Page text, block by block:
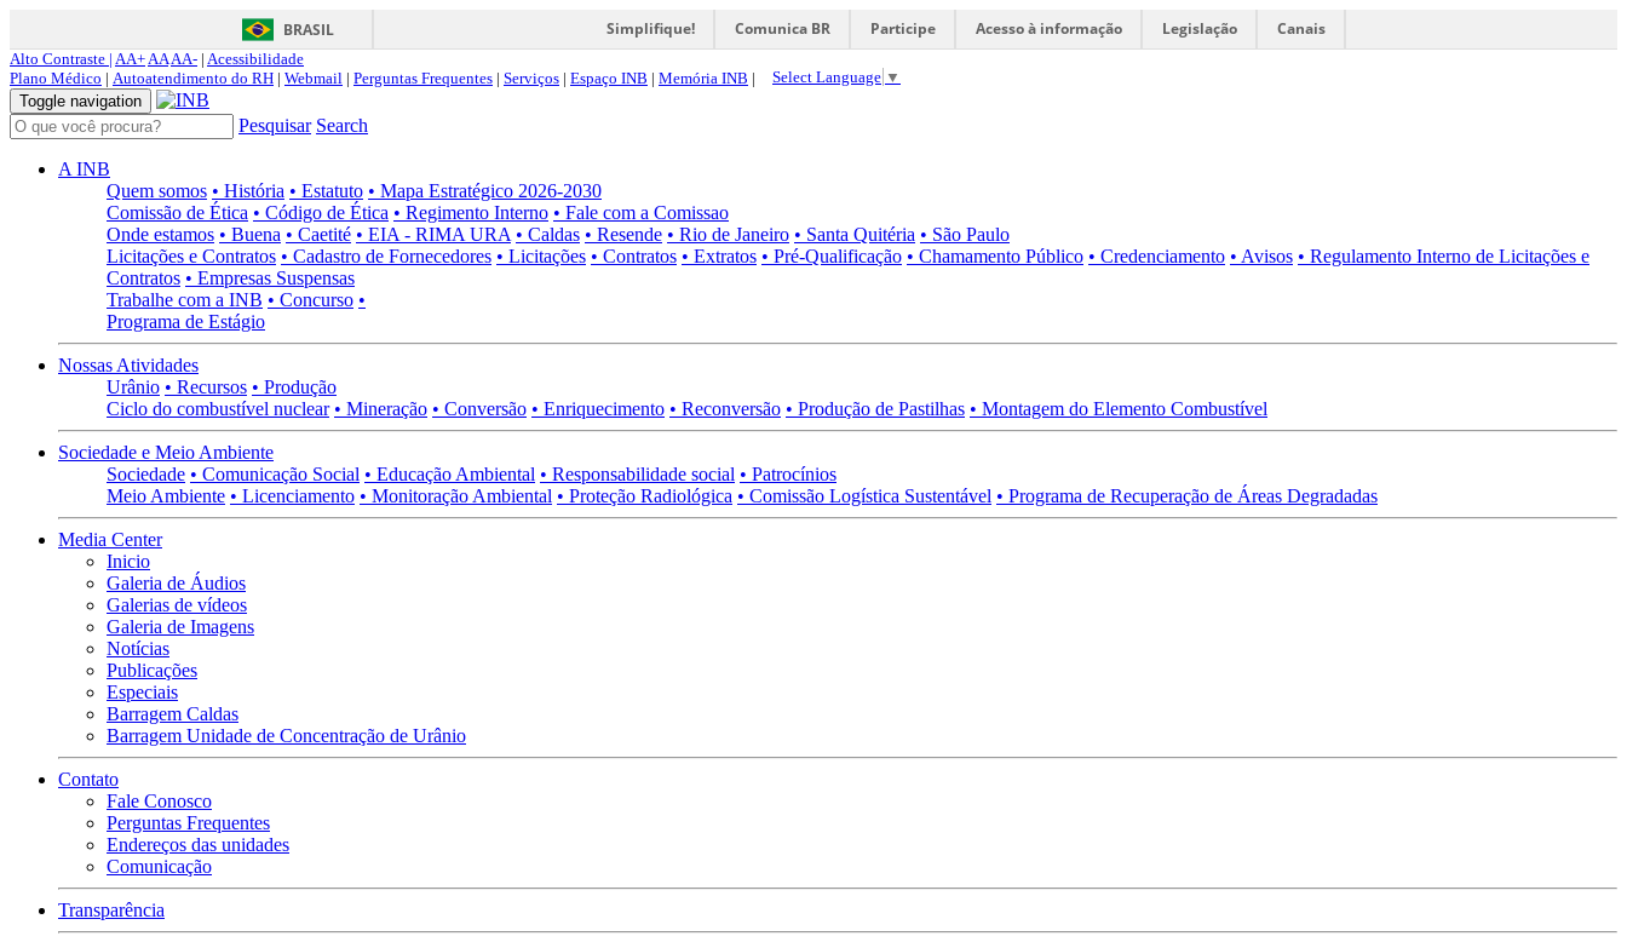
BRASIL Simplifique! Comunica BR Participe Acesso à informação Legislação Canais
Alto Contraste | AA+AAAA- | Acessibilidade
Plano Médico | Autoatendimento do RH | Webmail | Perguntas Frequentes | Serviços | Espaço INB | Memória INB | Select Language ▼
Toggle navigation
Pesquisar Search
A INB
Quem somos • História • Estatuto • Mapa Estratégico 2026-2030
Comissão de Ética • Código de Ética • Regimento Interno • Fale com a Comissao
Onde estamos • Buena • Caetité • EIA - RIMA URA • Caldas • Resende • Rio de Janeiro • Santa Quitéria • São Paulo
Licitações e Contratos • Cadastro de Fornecedores • Licitações • Contratos • Extratos • Pré-Qualificação • Chamamento Público • Credenciamento • Avisos • Regulamento Interno de Licitações e
Contratos • Empresas Suspensas
Trabalhe com a INB • Concurso •
Programa de Estágio
Nossas Atividades
Urânio • Recursos • Produção
Ciclo do combustível nuclear • Mineração • Conversão • Enriquecimento • Reconversão • Produção de Pastilhas • Montagem do Elemento Combustível
Sociedade e Meio Ambiente
Sociedade • Comunicação Social • Educação Ambiental • Responsabilidade social • Patrocínios
Meio Ambiente • Licenciamento • Monitoração Ambiental • Proteção Radiológica • Comissão Logística Sustentável • Programa de Recuperação de Áreas Degradadas
Media Center
Inicio
Galeria de Áudios
Galerias de vídeos
Galeria de Imagens
Notícias
Publicações
Especiais
Barragem Caldas
Barragem Unidade de Concentração de Urânio
Contato
Fale Conosco
Perguntas Frequentes
Endereços das unidades
Comunicação
Transparência